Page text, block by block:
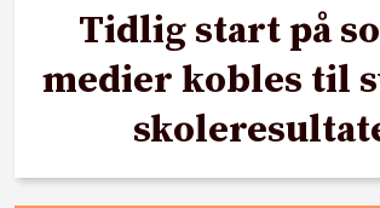
Tidlig start på
medier kobles til